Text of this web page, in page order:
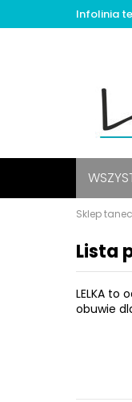
Infolinia
Sklep
Lista
LELKA to
obuwie